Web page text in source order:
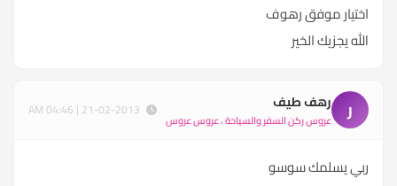
اختيار موفق رهوف
الله يجزيك الخير
ر رهف طيف
عروس ركن السفر والسياحة ، عروس عروس
ربي يسلمك سوسو